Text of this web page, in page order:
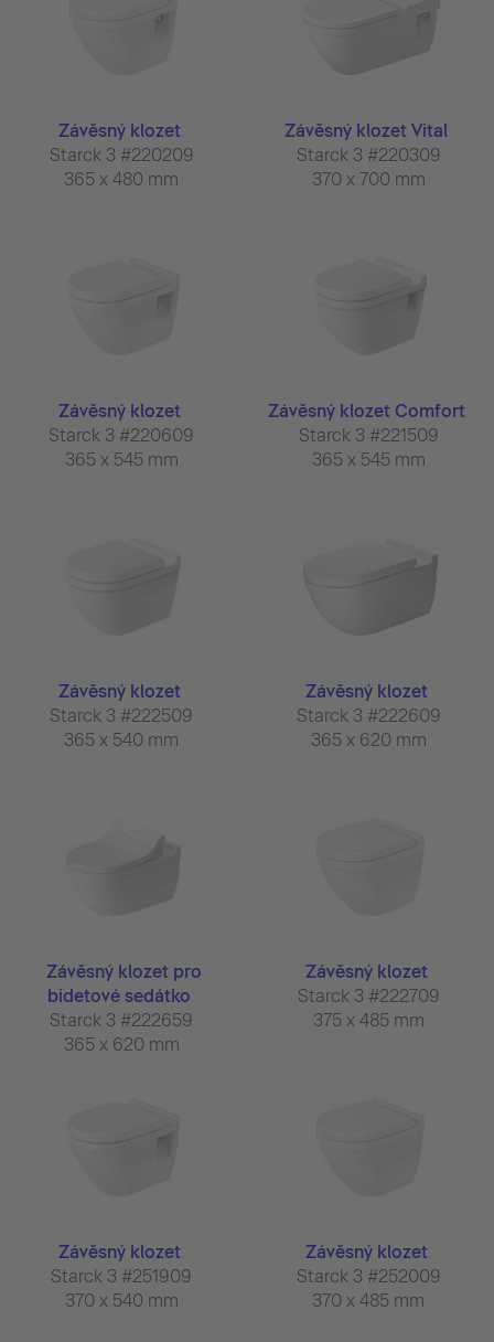
Závěsný klozet
Starck 3 #220209
365 x 480 mm
Závěsný klozet Vital
Starck 3 #220309
370 x 700 mm
Závěsný klozet
Starck 3 #220609
365 x 545 mm
Závěsný klozet Comfort
Starck 3 #221509
365 x 545 mm
Závěsný klozet
Starck 3 #222509
365 x 540 mm
Závěsný klozet
Starck 3 #222609
365 x 620 mm
Závěsný klozet pro
bidetové sedátko
Starck 3 #222659
365 x 620 mm
Závěsný klozet
Starck 3 #222709
375 x 485 mm
Závěsný klozet
Starck 3 #251909
370 x 540 mm
Závěsný klozet
Starck 3 #252009
370 x 485 mm